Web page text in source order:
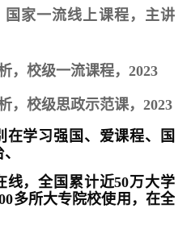
国家一流线上课程，主讲
，校级一流课程，2023
，校级思政示范课，2023
在学习强国、爱课程、国
线，全国累计近50万大学
多所大专院校使用，在全